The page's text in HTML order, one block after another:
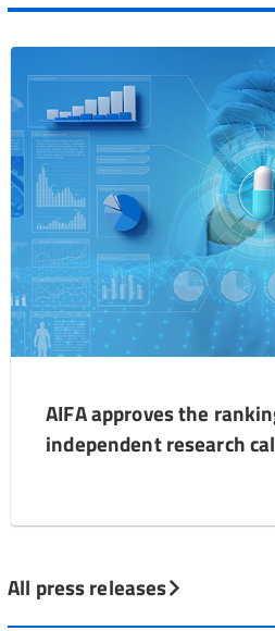
AIFA approves the
independent research
All press releases